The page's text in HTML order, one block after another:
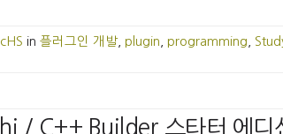
in 플러그인 개발, plugin programming
/ C++ Builder 스타터 에디